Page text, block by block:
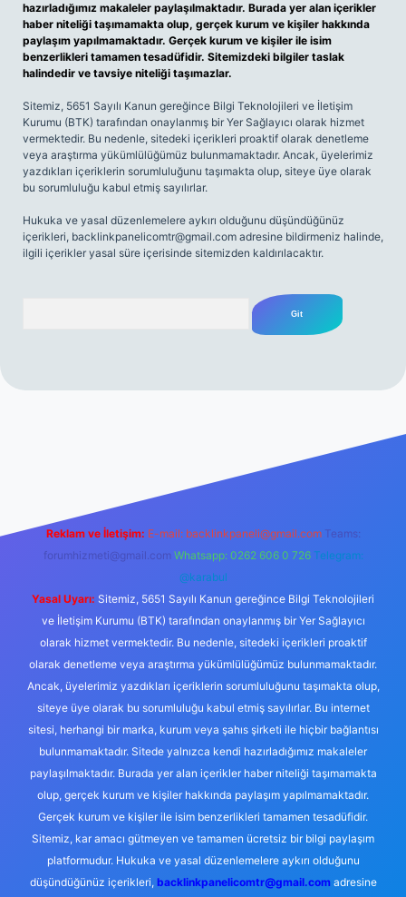
hazırladığımız makaleler paylaşılmaktadır. Burada yer alan içerikler
haber niteliği taşımamakta olup, gerçek kurum ve kişiler hakkında
paylaşım yapılmamaktadır. Gerçek kurum ve kişiler ile isim
benzerlikleri tamamen tesadüfidir. Sitemizdeki bilgiler taslak
halindedir ve tavsiye niteliği taşımazlar.
Sitemiz, 5651 Sayılı Kanun gereğince Bilgi Teknolojileri ve İletişim
Kurumu (BTK) tarafından onaylanmış bir Yer Sağlayıcı olarak hizmet
vermektedir. Bu nedenle, sitedeki içerikleri proaktif olarak denetleme
veya araştırma yükümlülüğümüz bulunmamaktadır. Ancak, üyelerimiz
yazdıkları içeriklerin sorumluluğunu taşımakta olup, siteye üye olarak
bu sorumluluğu kabul etmiş sayılırlar.
Hukuka ve yasal düzenlemelere aykırı olduğunu düşündüğünüz
içerikleri, backlinkpanelicomtr@gmail.com adresine bildirmeniz halinde,
ilgili içerikler yasal süre içerisinde sitemizden kaldırılacaktır.
Reklam ve İletişim: E-mail: backlinkpaneli@gmail.com Teams:
forumhizmeti@gmail.com Whatsapp: 0262 606 0 726 Telegram:
@karabul
Yasal Uyarı: Sitemiz, 5651 Sayılı Kanun gereğince Bilgi Teknolojileri
ve İletişim Kurumu (BTK) tarafından onaylanmış bir Yer Sağlayıcı
olarak hizmet vermektedir. Bu nedenle, sitedeki içerikleri proaktif
olarak denetleme veya araştırma yükümlülüğümüz bulunmamaktadır.
Ancak, üyelerimiz yazdıkları içeriklerin sorumluluğunu taşımakta olup,
siteye üye olarak bu sorumluluğu kabul etmiş sayılırlar. Bu internet
sitesi, herhangi bir marka, kurum veya şahıs şirketi ile hiçbir bağlantısı
bulunmamaktadır. Sitede yalnızca kendi hazırladığımız makaleler
paylaşılmaktadır. Burada yer alan içerikler haber niteliği taşımamakta
olup, gerçek kurum ve kişiler hakkında paylaşım yapılmamaktadır.
Gerçek kurum ve kişiler ile isim benzerlikleri tamamen tesadüfidir.
Sitemiz, kar amacı gütmeyen ve tamamen ücretsiz bir bilgi paylaşım
platformudur. Hukuka ve yasal düzenlemelere aykırı olduğunu
düşündüğünüz içerikleri, backlinkpanelicomtr@gmail.comadresine